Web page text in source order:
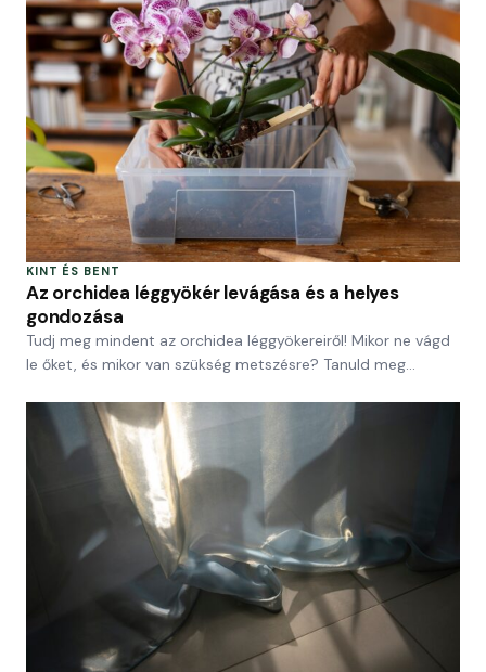
KINT ÉS BENT
Az orchidea léggyökér levágása és a helyes
gondozása
Tudj meg mindent az orchidea léggyökereiről! Mikor ne vágd
le őket, és mikor van szükség metszésre? Tanuld meg…